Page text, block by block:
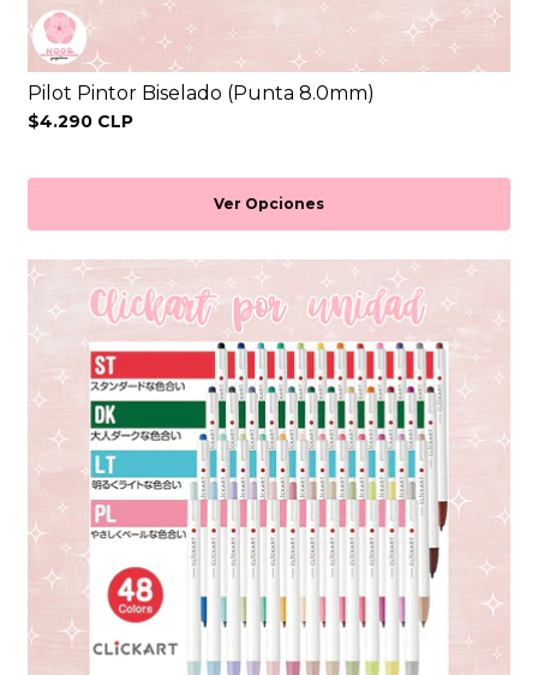
Pilot Pintor Biselado (Punta 8.0mm)
$4.290 CLP
Ver Opciones